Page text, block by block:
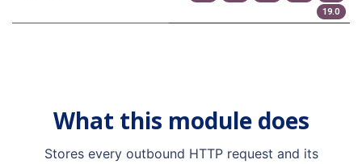
19.0
What this module does
Stores every outbound HTTP request and its